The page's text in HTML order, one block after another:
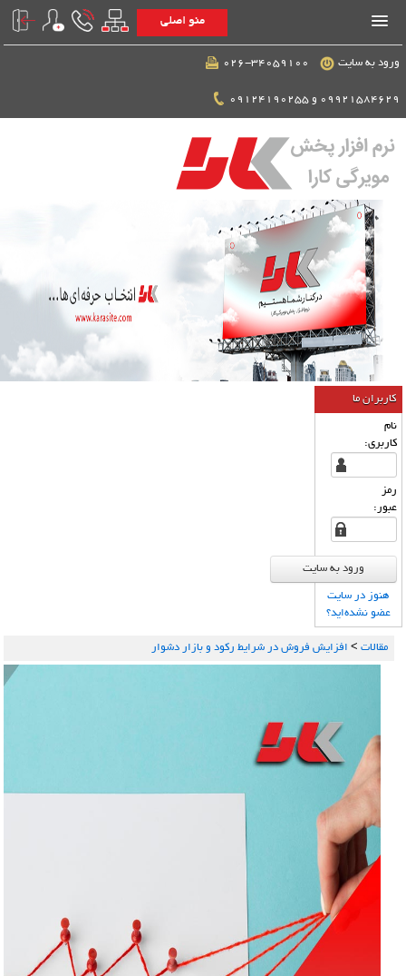
منو اصلی
ورود به سایت
کاربران ما
نام
كاربری:
رمز
عبور:
هنوز در سایت
عضو نشده‌اید؟
مقالات > افزایش فروش در شرایط رکود و بازار دشوار